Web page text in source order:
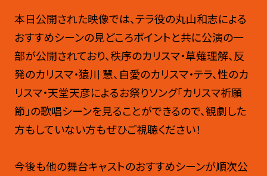
本日公開された映像では、テラ役の丸山和志による
おすすめシーンの見どころポイントと共に公演の一
部が公開されており、秩序のカリスマ・草薙理解、反
発のカリスマ・猿川 慧、自愛のカリスマ・テラ、性のカ
リスマ・天堂天彦によるお祭りソング「カリスマ祈願
節」の歌唱シーンを見ることができるので、観劇した
方もしていない方もぜひご視聴ください！
今後も他の舞台キャストのおすすめシーンが順次公